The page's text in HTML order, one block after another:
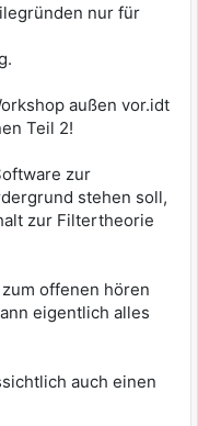
nur für
außen vor.idt
Teil 2!
zur
stehen soll,
zur Filtertheorie
offenen hören
eigentlich alles
auch einen